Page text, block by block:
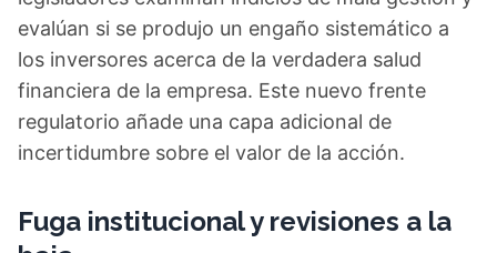
evalúan si se produjo un engaño sistemático a
los inversores acerca de la verdadera salud
financiera de la empresa. Este nuevo frente
regulatorio añade una capa adicional de
incertidumbre sobre el valor de la acción.
Fuga institucional y revisiones a la